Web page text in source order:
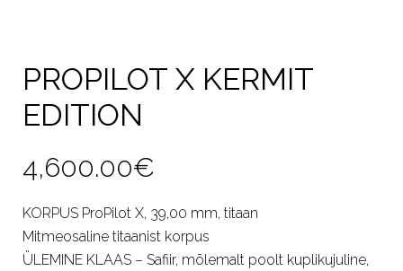
PROPILOT X KERMIT
EDITION
4,600.00€
KORPUS ProPilot X, 39,00 mm, titaan
Mitmeosaline titaanist korpus
ÜLEMINE KLAAS – Safiir, mõlemalt poolt kuplikujuline,